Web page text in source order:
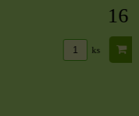
16 Kč
DO